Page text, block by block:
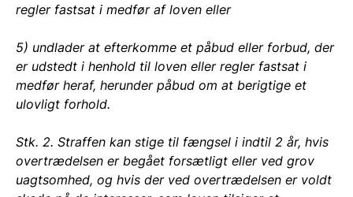
regler fastsat i medfør af loven eller
5) undlader at efterkomme et påbud eller forbud, der
er udstedt i henhold til loven eller regler fastsat i
medfør heraf, herunder påbud om at berigtige et
ulovligt forhold.
Stk. 2. Straffen kan stige til fængsel i indtil 2 år, hvis
overtrædelsen er begået forsætligt eller ved grov
uagtsomhed, og hvis der ved overtrædelsen er voldt